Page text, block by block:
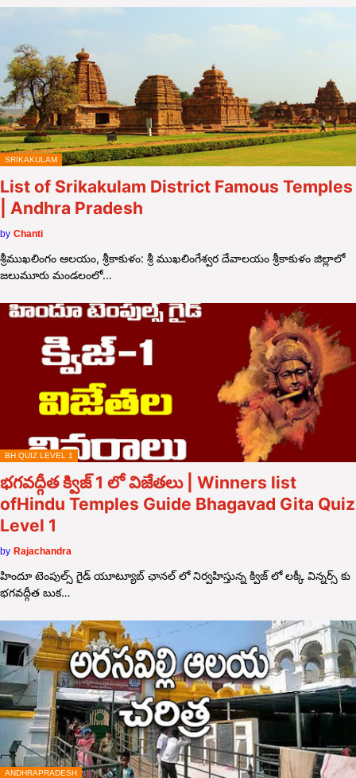
SRIKAKULAM
List of Srikakulam District Famous Temples
| Andhra Pradesh
by Chanti
శ్రీముఖలింగం ఆలయం, శ్రీకాకుళం: శ్రీ ముఖలింగేశ్వర దేవాలయం శ్రీకాకుళం జిల్లాలో
జలుమూరు మండలంలో…
BH QUIZ LEVEL 1
భగవద్గీత క్విజ్ 1 లో విజేతలు | Winners list
ofHindu Temples Guide Bhagavad Gita Quiz
Level 1
by Rajachandra
హిందూ టెంపుల్స్ గైడ్ యూట్యూబ్ ఛానల్ లో నిర్వహిస్తున్న క్విజ్ లో లక్కీ విన్నర్స్ కు
భగవద్గీత బుక…
ANDHRAPRADESH